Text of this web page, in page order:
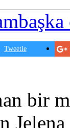
Tweetle
bir